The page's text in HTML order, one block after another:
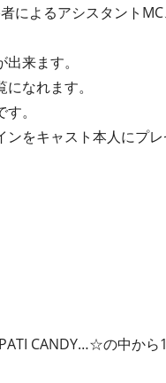
によるアシスタント
来ます。
なれます。
。
をキャスト本人にプレ
CANDY…☆の中から